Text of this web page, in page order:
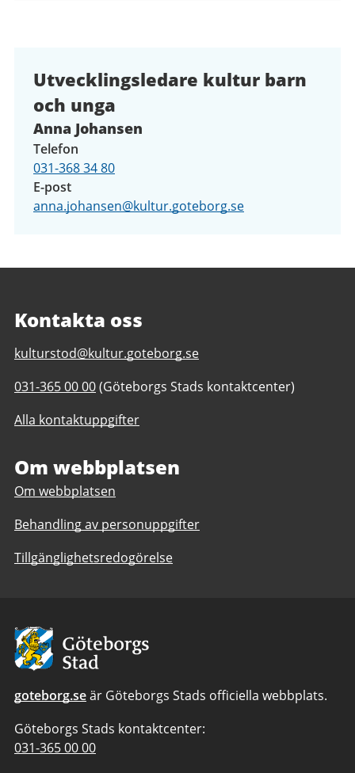
Utvecklingsledare kultur barn
och unga
Anna Johansen
Telefon
031-368 34 80
E-post
anna.johansen@kultur.goteborg.se
Kontakta oss
E-
till
Kulturstöd
kulturstod@kultur.goteborg.se
Telefonnummer
Kulturstöd
031-365 00 00(Göteborgs Stads kontaktcenter)
Alla kontaktuppgifter
Om webbplatsen
Om webbplatsen
Behandling av personuppgifter
Tillgänglighetsredogörelse
Avsändare:
Göteborgs
Stad
goteborg.seär Göteborgs Stads officiella webbplats.
Göteborgs Stads kontaktcenter:
Telefonnummer
031-365 00 00